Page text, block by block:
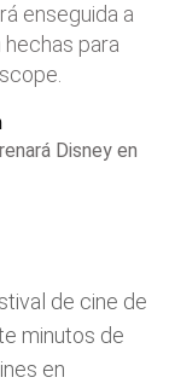
enseguida a
para
Disney en
de cine de
minutos de
en